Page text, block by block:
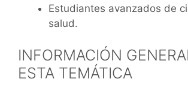
Estudiantes avanzados de
salud.
INFORMACIÓN
ESTA TEMÁTICA